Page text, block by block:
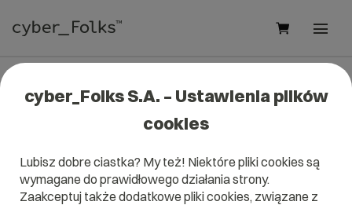
Krok 1/2 - Wybierz plan
administracji serwerem
cyber_Folks S.A. – Ustawienia plików
cookies
Lubisz dobre ciastka? My też! Niektóre pliki cookies są
wymagane do prawidłowego działania strony.
Zaakceptuj także dodatkowe pliki cookies, związane z